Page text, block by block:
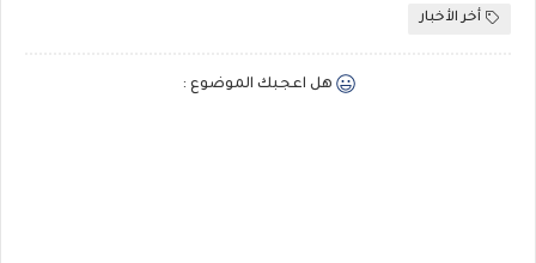
أخر الأخبار
هل اعجبك الموضوع :